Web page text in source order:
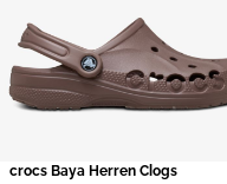
crocs Baya Herren Clogs